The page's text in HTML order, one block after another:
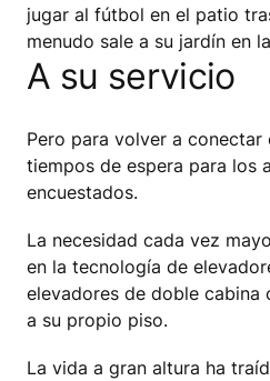
jugar al fútbol en el patio
menudo sale a su jardín en
A su servicio
Pero para volver a
tiempos de espera para los
encuestados.
La necesidad cada vez
en la tecnología de
elevadores de doble
a su propio piso.
La vida a gran altura ha